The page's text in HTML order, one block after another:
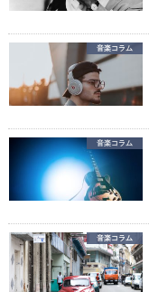
音楽コラム
音楽コラム
音楽コラム